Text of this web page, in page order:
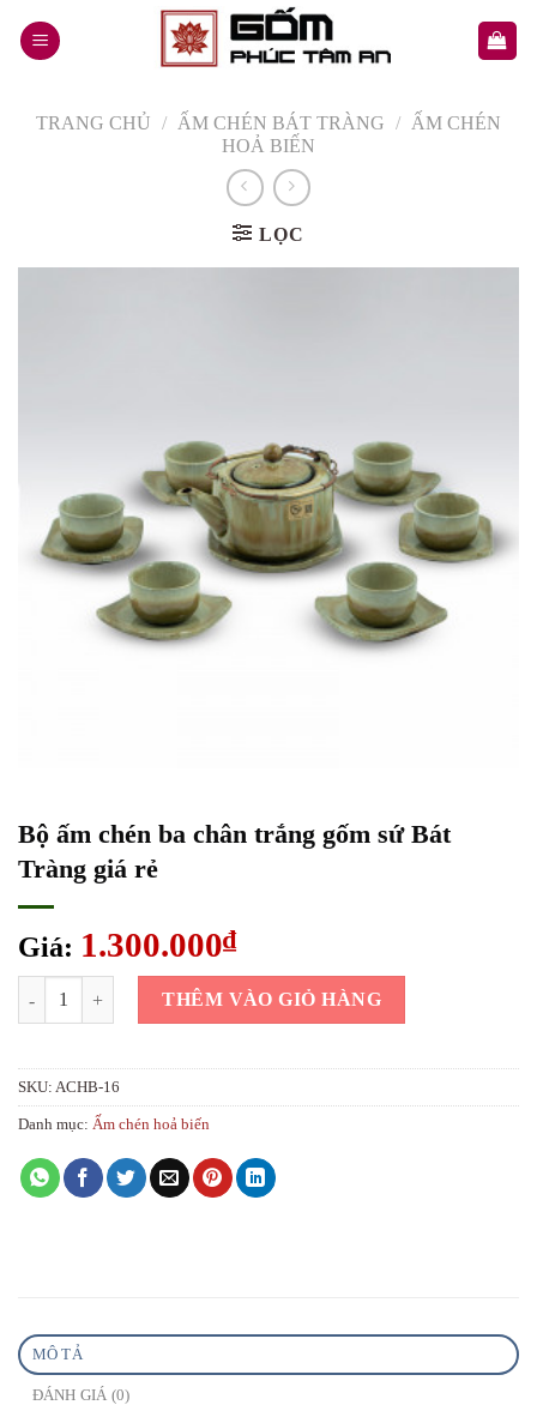
TRANG CHỦ / ẤM CHÉN BÁT TRÀNG /
ẤM CHÉN
HOẢ BIẾN
LỌC
Bộ ấm chén ba chân trắng gốm sứ Bát
Tràng giá rẻ
Giá: 1.300.000₫
Bộ ấm chén ba chân trắng gốm sứ Bát Tràng giá rẻ số lượng
THÊM VÀO GIỎ HÀNG
SKU: ACHB-16
Danh mục: Ấm chén hoả biến
MÔ TẢ
ĐÁNH GIÁ (0)